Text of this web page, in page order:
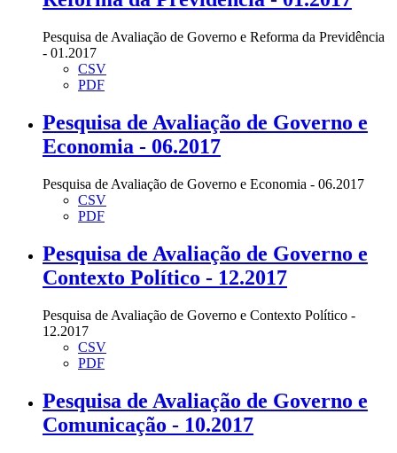
Pesquisa de Avaliação de Governo e Reforma da Previdência
- 01.2017
CSV
PDF
Pesquisa de Avaliação de Governo e
Economia - 06.2017
Pesquisa de Avaliação de Governo e Economia - 06.2017
CSV
PDF
Pesquisa de Avaliação de Governo e
Contexto Político - 12.2017
Pesquisa de Avaliação de Governo e Contexto Político -
12.2017
CSV
PDF
Pesquisa de Avaliação de Governo e
Comunicação - 10.2017